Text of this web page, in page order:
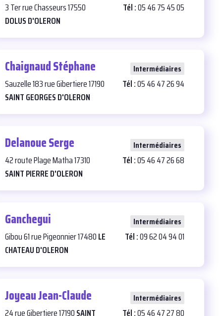
3 Ter rue Chasseurs 17550
DOLUS D'OLERON
Tél :05 46 75 45 05
Chaignaud Stéphane Intermédiaires
Sauzelle 183 rue Gibertiere 17190
SAINT GEORGES D'OLERON
Tél :05 46 47 26 94
Delanoue Serge Intermédiaires
42 route Plage Matha 17310
SAINT PIERRE D'OLERON
Tél :05 46 47 26 68
Ganchegui Intermédiaires
Gibou 61 rue Pigeonnier 17480LE
CHATEAU D'OLERON
Tél :09 62 04 94 01
Joyeau Jean-Claude Intermédiaires
24 rue Gibertiere 17190SAINT
Tél :05 46 47 27 80